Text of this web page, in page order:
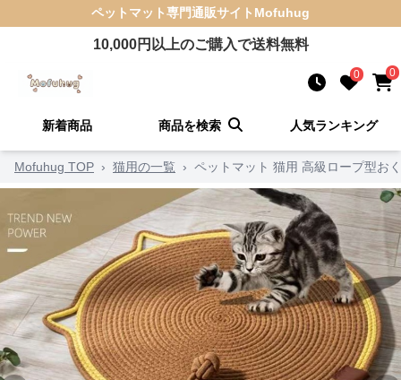
ペットマット専門通販サイト Mofuhug
10,000円以上のご購入で送料無料
0 0
新着商品 商品を検索 人気ランキング
Mofuhug TOP › 猫用の一覧 › ペットマット 猫用 高級ロープ型お